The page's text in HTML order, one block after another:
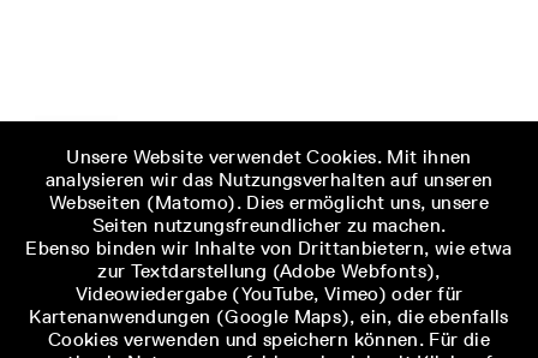
Unsere Website verwendet Cookies. Mit ihnen
analysieren wir das Nutzungsverhalten auf unseren
Webseiten (Matomo). Dies ermöglicht uns, unsere
Seiten nutzungsfreundlicher zu machen.
Ebenso binden wir Inhalte von Drittanbietern, wie etwa
zur Textdarstellung (Adobe Webfonts),
Videowiedergabe (YouTube, Vimeo) oder für
Kartenanwendungen (Google Maps), ein, die ebenfalls
Cookies verwenden und speichern können. Für die